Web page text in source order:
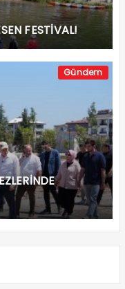
FESTİVAL!
Gündem